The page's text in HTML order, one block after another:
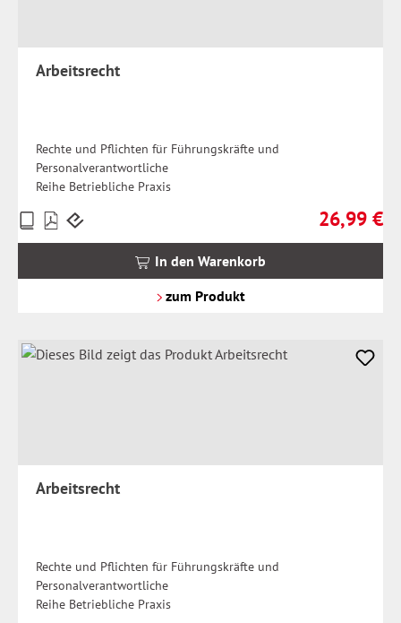
Arbeitsrecht
Rechte und Pflichten für Führungskräfte und
Personalverantwortliche
Reihe Betriebliche Praxis
Regulärer
26,99 €
Preise
inkl.
In den Warenkorb
zum Produkt
Arbeitsrecht
Rechte und Pflichten für Führungskräfte und
Personalverantwortliche
Reihe Betriebliche Praxis